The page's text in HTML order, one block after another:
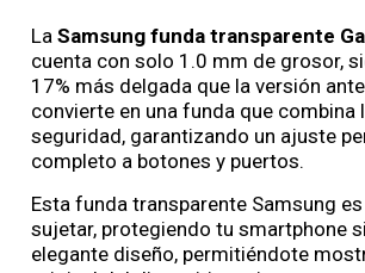
La Samsung funda transparente
cuenta con solo 1.0 mm de grosor,
17% más delgada que la versión
convierte en una funda que combina
seguridad, garantizando un ajuste
completo a botones y puertos.
Esta funda transparente Samsung
sujetar, protegiendo tu smartphone
elegante diseño, permitiéndote